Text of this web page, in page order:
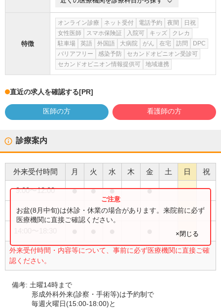
特徴
オンライン診療 ネット受付 電話予約 夜間
日祝
女性医師
スマホ保険証 入院可 キッズ
クレカ
駐車場
英語 外国語 大病院 がん 在宅 訪問
DPC
バリアフリー
感染予防
セカンドオピニオン受診可
セカンドオピニオン情報提供可
地域連携
直近の求人を確認する[PR]
医師の方 看護師の方
診療案内
外来受付時間 月 火 水 木 金 土 日 祝
9:00〜12:00 ● ● ● ●
9:00〜14:00 ●
外来受付時間・内容等について、事前に必ず医療機関に直接ご確
認ください。
お盆(8月中旬)は休診・休業の場合があります。来院前に必ず
医療機関に直接ご確認ください。
×閉じる
備考: 土曜14時まで
形成外科外来(診察・手術等)は予約制で
毎週火曜日(15:00-18:00)と